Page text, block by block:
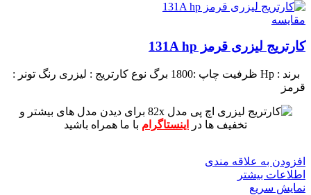
مقايسه
کارتریج لیزری قرمز 131A hp
برند : Hp ظرفیت چاپ :1800 برگ نوع کارتریج : لیزری رنگ تونر :
قرمز
برای دیدن مدل های بیشتر و
تخفیف ها در
اینستاگرام با ما همراه باشید
افزودن به علاقه مندی
اطلاعات بیشتر
نمایش سریع